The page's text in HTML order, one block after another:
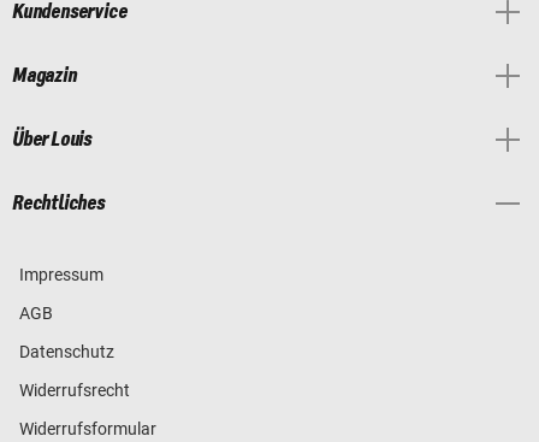
Kundenservice
Magazin
Über Louis
Rechtliches
Impressum
AGB
Datenschutz
Widerrufsrecht
Widerrufsformular